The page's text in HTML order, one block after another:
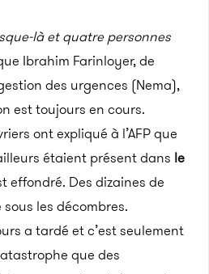
là et quatre personnes
Ibrahim Farinloyer, de
des urgences (Nema),
est toujours en cours.
ont expliqué à l’AFP que
étaient présent dans le
effondré. Des dizaines de
les décombres.
a tardé et c’est seulement
que des